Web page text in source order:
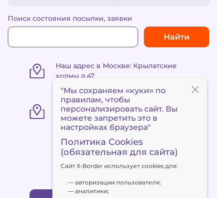
Поиск состояния посылки, заявки
Найти
Наш адрес в Москве: Крылатские
холмы д.47
«Пункт выдачи Метро
«Сокольники» ул. Маленковская 32,
стр. 3
client@x-border.ru
"Мы сохраняем «куки» по
правилам, чтобы
персонализировать сайт. Вы
можете запретить это в
настройках браузера"
Политика Cookies
(обязательная для сайта)
Сайт X‑Border использует cookies для:
— авторизации пользователя;
— аналитики;